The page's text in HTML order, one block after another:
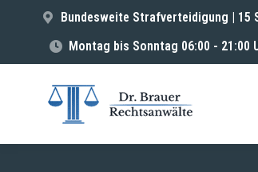
Bundesweite Strafverteidigung | 15
Montag bis Sonntag 06:00 - 21:00